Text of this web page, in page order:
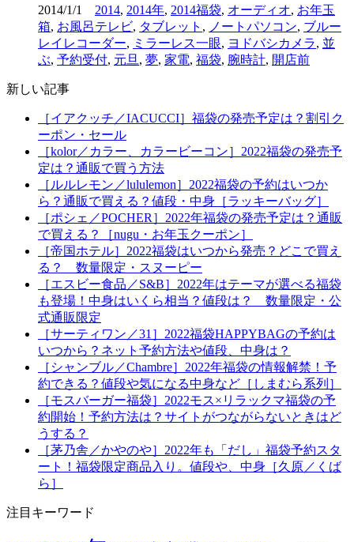
2014/1/1 2014, 2014年, 2014福袋, オーディオ, お年玉
箱, お風呂テレビ, タブレット , ノートパソコン, ブルー
レイレコーダー, ミラーレス一眼, ヨドバシカメラ, 並
ぶ, 予約受付, 元旦 , 夢, 家電, 福袋, 腕時計, 開店前
新しい記事
［イアクッチ／IACUCCI］福袋の発売予定は？割引ク
ーポン・セール
［kolor／カラー、カラービーコン］2022福袋の発売予
定は？通販で買う方法
［ルルレモン／lululemon］2022福袋の予約はいつか
ら？通販で買える？値段・中身［ラッキーバッグ］
［ポシェ／POCHER］2022年福袋の発売予定は？通販
で買える？［nugu・お年玉クーポン］
［帝国ホテル］2022福袋はいつから発売？どこで買え
る？ 数量限定・スヌーピー
［エスビー食品／S&B］2022年はテーマが選べる福袋
も登場！中身はいくら相当？値段は？ 数量限定・公
式通販限定
［サーティワン／31］2022福袋HAPPYBAGの予約は
いつから？ネット予約方法や値段、中身は？
［シャンブル／Chambre］2022年福袋の情報解禁！予
約できる？値段や気になる中身など［しまむら系列］
［モスバーガー福袋］2022モス×リラックマ福袋の予
約開始！予約方法は？サイトがつながらないときはど
うする？
［茅乃舎／かやのや］2022年も「だし」福袋予約スタ
ート！福袋限定商品入り。値段や、中身［久原／くば
ら］
注目キーワード